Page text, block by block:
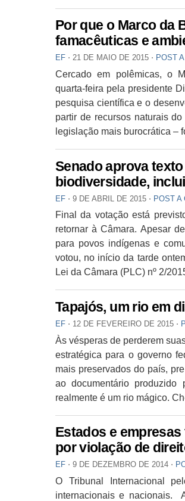
Por que o Marco da
famacêuticas e
EF ⋅ 21 DE MAIO DE 2015 ⋅ POST
Cercado em polêmicas, o
quarta-feira pela presidente
pesquisa científica e o
partir de recursos naturais
legislação mais burocrática –
Senado aprova
biodiversidade,
EF ⋅ 9 DE ABRIL DE 2015 ⋅ POST A
Final da votação está
retornar à Câmara. Apesar
para povos indígenas e
votou, no início da tarde
Lei da Câmara (PLC) nº 2/
Tapajós, um rio em
EF ⋅ 12 DE FEVEREIRO DE 2015 ⋅
Às vésperas de perderem
estratégica para o governo
mais preservados do país,
ao documentário
realmente é um rio mágico.
Estados e
por violação de
EF ⋅ 9 DE DEZEMBRO DE 2014 ⋅
O Tribunal Internacional
internacionais e nacionais.